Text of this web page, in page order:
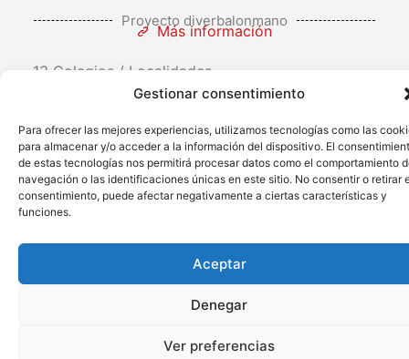
Gestionar consentimiento
Para ofrecer las mejores experiencias, utilizamos tecnologías como las
para almacenar y/o acceder a la información del dispositivo. El
de estas tecnologías nos permitirá procesar datos como el comportamiento
navegación o las identificaciones únicas en este sitio. No consentir o retirar
consentimiento, puede afectar negativamente a ciertas características y
funciones.
Aceptar
Denegar
Ver preferencias
Proyecto diverbalonmano
Más información
13 Colegios / Localidades
C/ Mesnaderos, 4.
Martes y jueves